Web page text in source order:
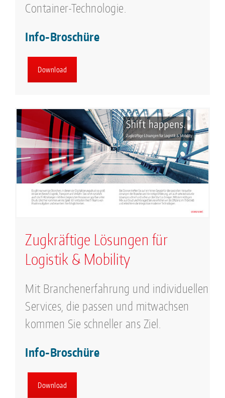
Container-Technologie.
Info-Broschüre
Download
Zugkräftige Lösungen für
Logistik & Mobility
Mit Branchenerfahrung und individuellen
Services, die passen und mitwachsen
kommen Sie schneller ans Ziel.
Info-Broschüre
Download